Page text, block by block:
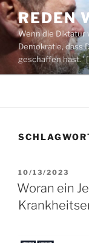
Zum
Inhalt
springen
REDEN
Wenn die Diktatur
Demokratie, dass
geschaffen hast."
AM
10/13/2023
Woran ein